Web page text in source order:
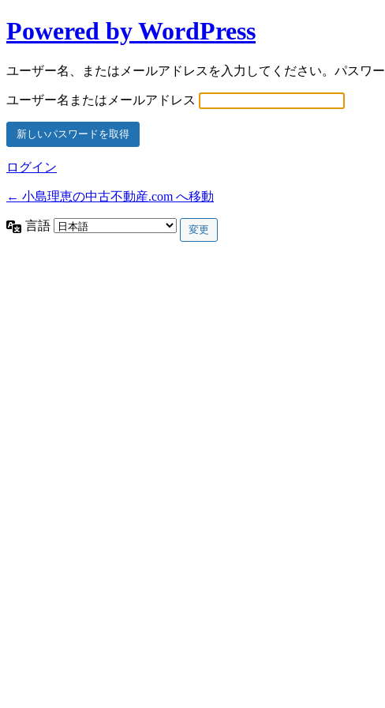
Powered by WordPress
ユーザー名、またはメールアドレスを入力してください。パスワ
ユーザー名またはメールアドレス
ログイン
← 小島理恵の中古不動産.com へ移動
言語